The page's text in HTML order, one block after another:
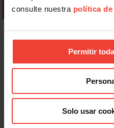
consulte nuestra política
Permitir
Solo usar